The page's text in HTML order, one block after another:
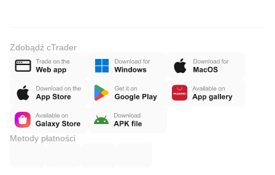
Zdobądź cTrader
Metody płatności